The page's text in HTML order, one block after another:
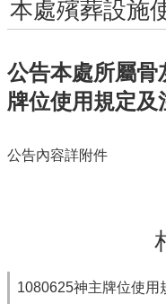
本處殯葬設施
公告本處所屬骨
牌位使用規定及
公告內容詳附件
1080625神主牌位使用